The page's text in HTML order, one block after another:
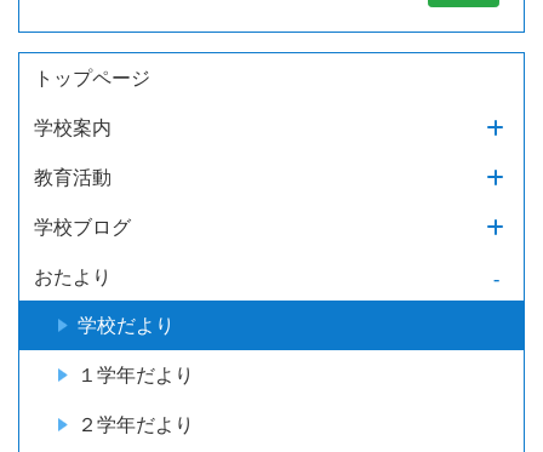
トップページ
学校案内
教育活動
学校ブログ
おたより
学校だより
１学年だより
２学年だより